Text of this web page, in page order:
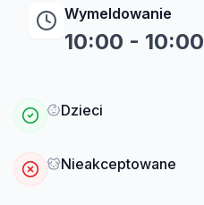
Wymeldowanie
10:00 - 10:00
Dzieci
Nieakceptowane